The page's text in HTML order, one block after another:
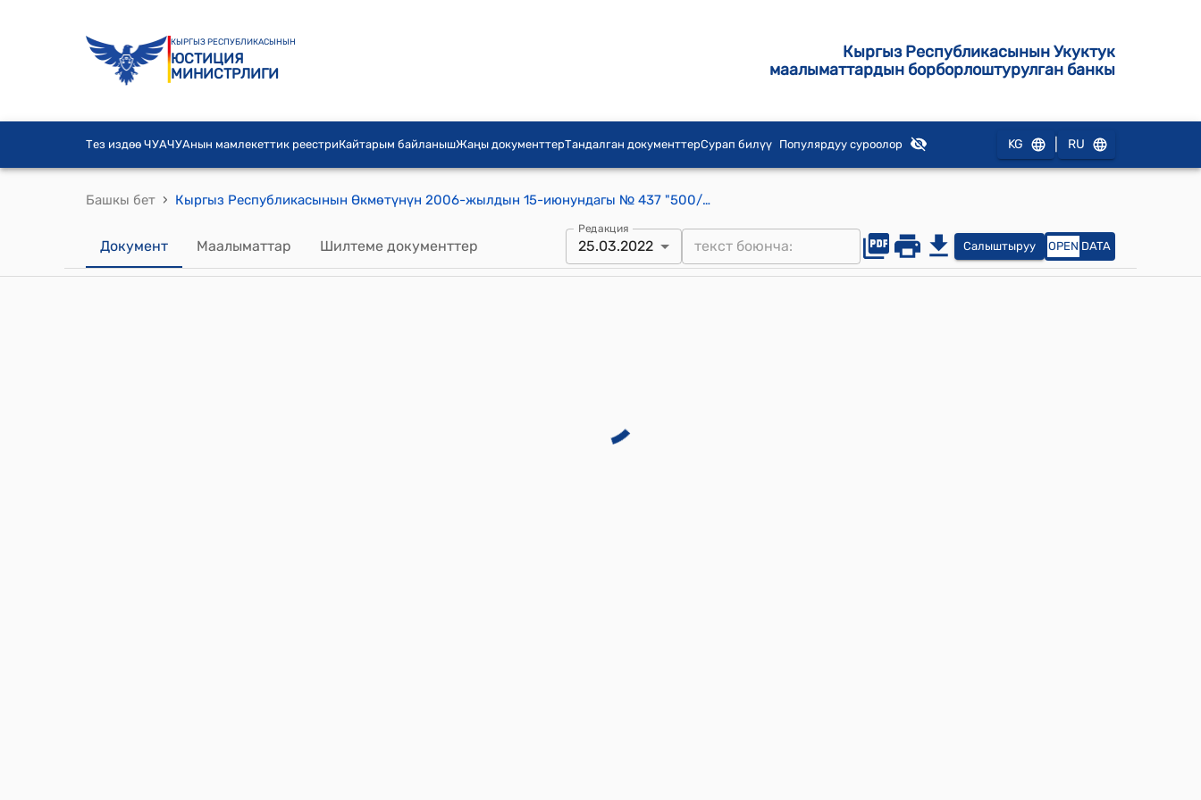
КЫРГЫЗ РЕСПУБЛИКАСЫНЫН
ЮСТИЦИЯ
МИНИСТРЛИГИ
Кыргыз Республикасынын Укуктук
маалыматтардын борборлоштурулган банкы
Тез издөө ЧУАЧУАнын мамлекеттик реестриКайтарым байланышЖаңы документтерТандалган документтерСурап билүү Популярдуу суроолор KG RU
Башкы бет › Кыргыз Республикасынын Өкмөтүнүн 2006-жылдын 15-июнундагы № 437 "500/220 кВ "Датка" ПС куруу жана Кыргыз Республикасынын түштүгүндөгү 220 кВ-ВЛ реконструкциялоо боюнча инвестициялык тендер өткөрүү жөнүндө" Кыргыз Республикасынын Өкмөтунүн 2006-жылдын 28-апрелиндеги № 312 токтомуна өзгөртүүлөрдү киргизуу тууралуу" токтому
Документ Маалыматтар Шилтеме документтер
Редакция
25.03.2022 Салыштыруу OPEN DATA
Ошибка в тексте?
Выделите ее мышкой!